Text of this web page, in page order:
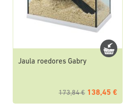
Jaula roedores Gabry
173,84 € 138,45 €